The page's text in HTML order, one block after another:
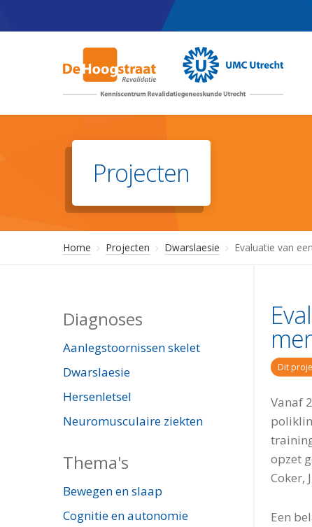
to
Projecten
Home Projecten Dwarslaesie Evaluatie van
Diagnoses
Aanlegstoornissen skelet
Dwarslaesie
Hersenletsel
Neuromusculaire ziekten
Thema's
Bewegen en slaap
Cognitie en autonomie
Dit
Vanaf
opzet
Coker,
Een